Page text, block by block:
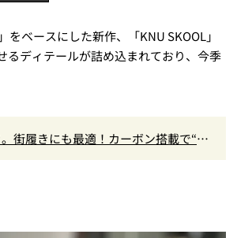
ベースにした新作、「KNU SKOOL」
るディテールが詰め込まれており、今季
街履きにも最適！カーボン搭載で“走